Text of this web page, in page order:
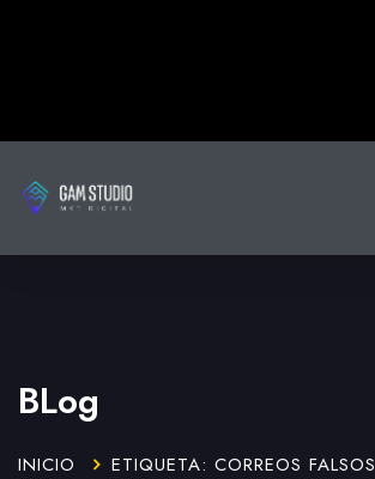
BLog
INICIO ETIQUETA: CORREOS FALSOS